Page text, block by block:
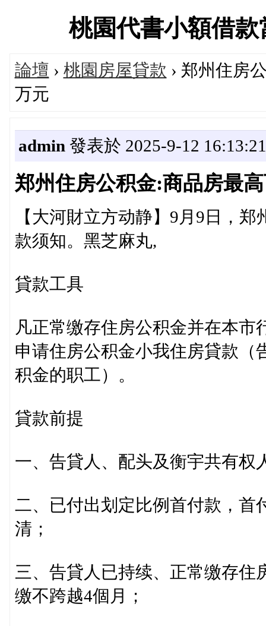
桃園代書小額借
論壇 › 桃園房屋貸款 › 郑州住房
万元
admin 發表於 2025-9-12 16:13:21
郑州住房公积金:商品房最
【大河財立方动静】9月9日，
款须知。黑芝麻丸,
貸款工具
凡正常缴存住房公积金并在本
申请住房公积金小我住房貸款（
积金的职工）。
貸款前提
一、告貸人、配头及衡宇共有权
二、已付出划定比例首付款，首
清；
三、告貸人已持续、正常缴存住
缴不跨越4個月；